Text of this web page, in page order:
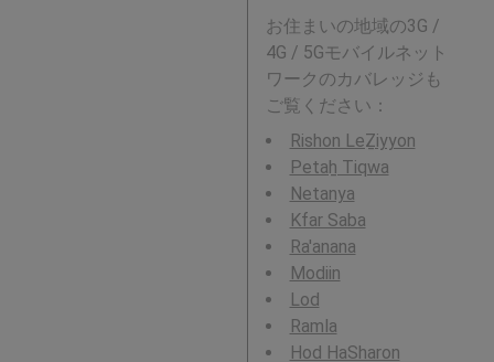
お住まいの地域の3G /
4G / 5Gモバイルネット
ワークのカバレッジも
ご覧ください：
Rishon LeẔiyyon
Petaẖ Tiqwa
Netanya
Kfar Saba
Ra'anana
Modiin
Lod
Ramla
Hod HaSharon